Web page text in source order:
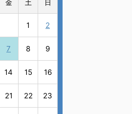
金 土 日
1 2
7 8 9
14 15 16
21 22 23